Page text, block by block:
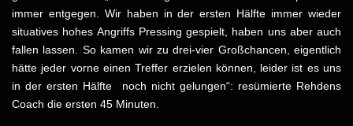
immer entgegen. Wir haben in der ersten Hälfte immer wieder
situatives hohes Angriffs Pressing gespielt, haben uns aber auch
fallen lassen. So kamen wir zu drei-vier Großchancen, eigentlich
hätte jeder vorne einen Treffer erzielen können, leider ist es uns
in der ersten Hälfte noch nicht gelungen“: resümierte Rehdens
Coach die ersten 45 Minuten.